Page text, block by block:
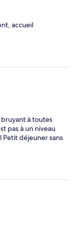
accueil
à toutes
pas à un niveau
déjeuner sans